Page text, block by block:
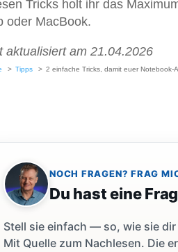
Tricks holt ihr das
oder MacBook.
aktualisiert am 21.04.2026
Tipps 2 einfache Tricks, damit euer Notebook-
NOCH FRAGEN? FRAG
Du hast eine
Stell sie einfach — so, wie sie
Mit Quelle zum Nachlesen. Die